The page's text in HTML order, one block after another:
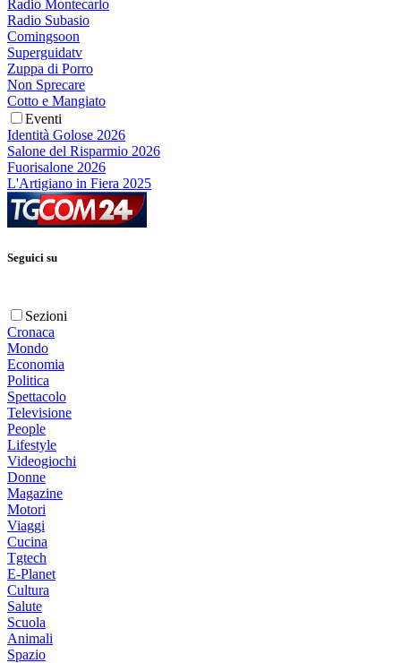
Radio Montecarlo
Radio Subasio
Comingsoon
Superguidatv
Zuppa di Porro
Non Sprecare
Cotto e Mangiato
Eventi
Identità Golose 2026
Salone del Risparmio 2026
Fuorisalone 2026
L'Artigiano in Fiera 2025
Seguici su
Sezioni
Cronaca
Mondo
Economia
Politica
Spettacolo
Televisione
People
Lifestyle
Videogiochi
Donne
Magazine
Motori
Viaggi
Cucina
Tgtech
E-Planet
Cultura
Salute
Scuola
Animali
Spazio